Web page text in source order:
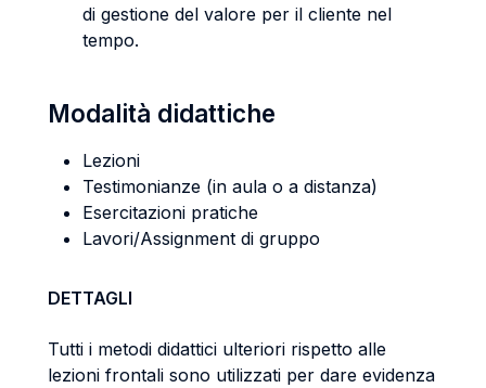
di gestione del valore per il cliente nel
tempo.
Modalità didattiche
Lezioni
Testimonianze (in aula o a distanza)
Esercitazioni pratiche
Lavori/Assignment di gruppo
DETTAGLI
Tutti i metodi didattici ulteriori rispetto alle
lezioni frontali sono utilizzati per dare evidenza